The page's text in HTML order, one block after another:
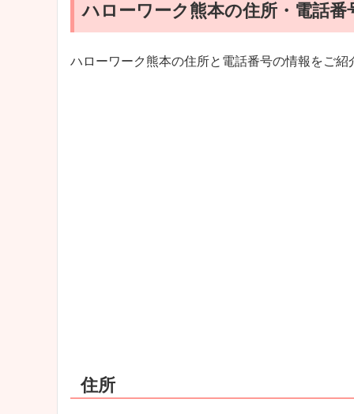
ハローワーク熊本の住所・電話番
ハローワーク熊本の住所と電話番号の情報をご紹
住所